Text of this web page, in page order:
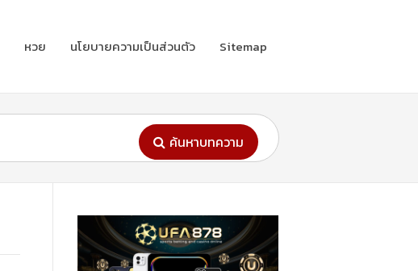
หวย นโยบายความเป็นส่วนตัว Sitemap
ค้นหาบทความ